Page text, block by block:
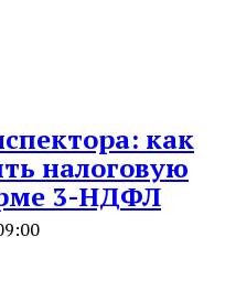
как
налоговую
3-НДФЛ